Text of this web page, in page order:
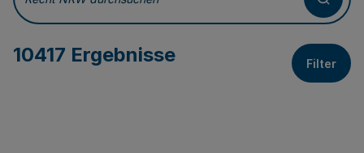
Recht NRW durchsuchen
10417 Ergebnisse Filter